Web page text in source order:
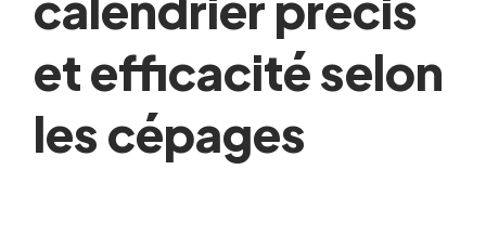
et efficacité selon
les cépages